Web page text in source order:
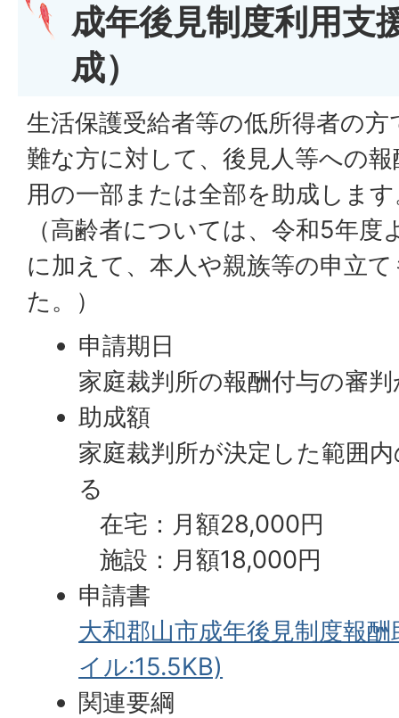
成年後見制度利用支
成）
生活保護受給者等の低所得者の
難な方に対して、後見人等への
用の一部または全部を助成しま
（高齢者については、令和5年度
に加えて、本人や親族等の申立
た。）
申請期日
家庭裁判所の報酬付与の審
助成額
家庭裁判所が決定した範囲
る
在宅：月額28,000円
施設：月額18,000円
申請書
大和郡山市成年後見制度報
イル:15.5KB)
関連要綱